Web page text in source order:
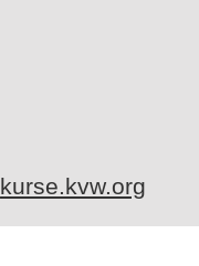
kurse.kvw.org